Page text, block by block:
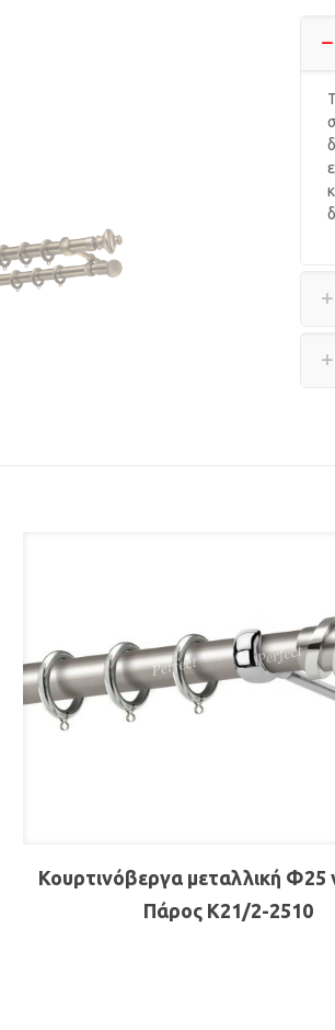
Κουρτινόβεργα μεταλλική Φ25
Πάρος Κ21/2-2510